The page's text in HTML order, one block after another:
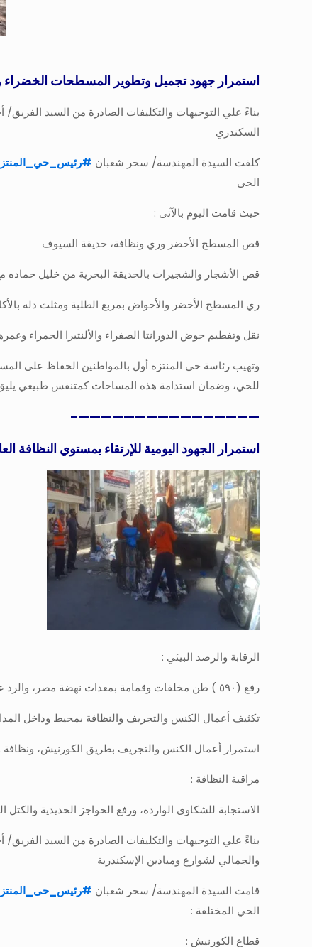
استمرار جهود تجميل وتطوير المسطحات الخضراء
بناءً علي التوجيهات والتكليفات الصادرة من السيد
السكندري
كلفت السيدة المهندسة/ سحر شعبان #
الحى
حيث قامت اليوم بالآتى :
قص المسطح الأخضر وري ونظافة، حديقة السيوف
قص الأشجار والشجيرات بالحديقة البحرية من خليل حماده
ري المسطح الأخضر والأحواض بمربع الطلبة ومثلث دله
نقل وتفطيم حوض الدورانتا الصفراء والألنتيرا الحمراء
وتهيب رئاسة حي المنتزه أول بالمواطنين الحفاظ على
للحي، وضمان استدامة هذه المساحات كمتنفس طبيعي يليق
————————————————-
استمرار الجهود اليومية للإرتقاء بمستوي النظافة
الرقابة والرصد البيئي :
رفع (٥٩٠ ) طن مخلفات وقمامة بمعدات نهضة مصر، والرد علي كافة الشكاوي الوارده وإزالة أسبابها
تكثيف أعمال الكنس والتجريف والنظافة بمحيط وداخل
استمرار أعمال الكنس والتجريف بطريق الكورنيش، ونظافة
مراقبة النظافة :
الاستجابة للشكاوى الوارده، ورفع الحواجز الحديدية والكتل الخرسانية
بناءً علي التوجيهات والتكليفات الصادرة من السيد
والجمالي لشوارع وميادين الإسكندرية
قامت السيدة المهندسة/ سحر شعبان #
الحي المختلفة :
قطاع الكورنيش :